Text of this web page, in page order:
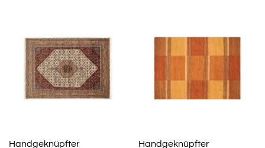
Handgeknüpfter Handgeknüpfter